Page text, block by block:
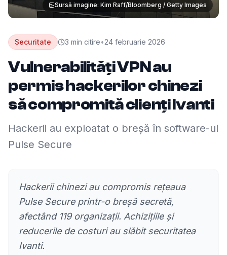
Sursă imagine: Kim Raff/Bloomberg / Getty Images
Securitate 3 min citire•24 februarie 2026
Vulnerabilități VPN au
permis hackerilor chinezi
să compromită clienți Ivanti
Hackerii au exploatat o breșă în software-ul
Pulse Secure
Hackerii chinezi au compromis rețeaua
Pulse Secure printr-o breșă secretă,
afectând 119 organizații. Achizițiile și
reducerile de costuri au slăbit securitatea
Ivanti.